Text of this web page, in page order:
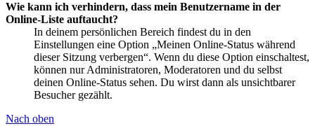
Wie kann ich verhindern, dass mein Benutzername in der
Online-Liste auftaucht?
In deinem persönlichen Bereich findest du in den
Einstellungen eine Option „Meinen Online-Status während
dieser Sitzung verbergen“. Wenn du diese Option einschaltest,
können nur Administratoren, Moderatoren und du selbst
deinen Online-Status sehen. Du wirst dann als unsichtbarer
Besucher gezählt.
Nach oben